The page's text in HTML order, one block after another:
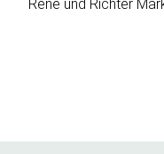
Rene und Richter